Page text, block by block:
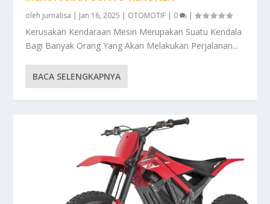
oleh jurnalisa | Jan 16, 2025 | OTOMOTIF | 0 |
Kerusakan Kendaraan Mesin Merupakan Suatu Kendala
Bagi Banyak Orang Yang Akan Melakukan Perjalanan...
BACA SELENGKAPNYA